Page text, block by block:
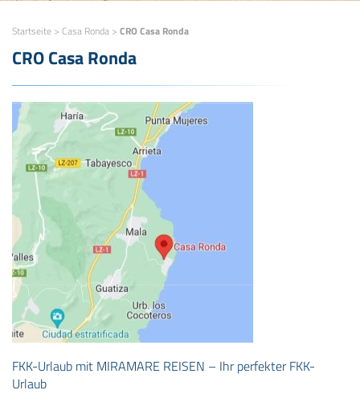
Startseite > Casa Ronda > CRO Casa Ronda
CRO Casa Ronda
FKK-Urlaub mit MIRAMARE REISEN – Ihr perfekter FKK-
Urlaub